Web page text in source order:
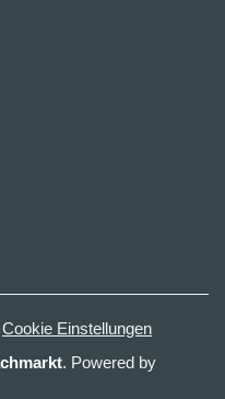
Cookie Einstellungen
. Powered by